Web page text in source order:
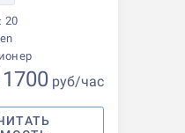
20
1700 руб/час